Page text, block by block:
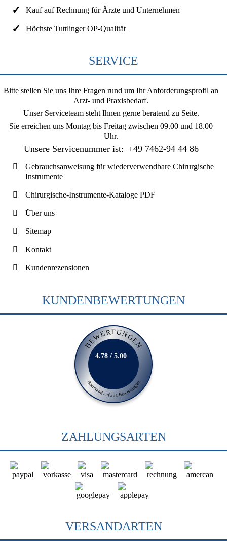
Kauf auf Rechnung für Ärzte und Unternehmen
Höchste Tuttlinger OP-Qualität
SERVICE
Bitte stellen Sie uns Ihre Fragen rund um Ihr Anforderungsprofil an
Arzt- und Praxisbedarf.
Unser Serviceteam steht Ihnen gerne beratend zu Seite.
Sie erreichen uns Montag bis Freitag zwischen 09.00 und 18.00
Uhr.
Unsere Servicenummer ist: +49 7462-94 44 86
Gebrauchsanweisung für wiederverwendbare Chirurgische
Instrumente
Chirurgische-Instrumente-Kataloge PDF
Über uns
Sitemap
Kontakt
Kundenrezensionen
KUNDENBEWERTUNGEN
BEWERTUNGEN
Basierend auf 231 Bewertungen
4.78 / 5.00
ZAHLUNGSARTEN
VERSANDARTEN